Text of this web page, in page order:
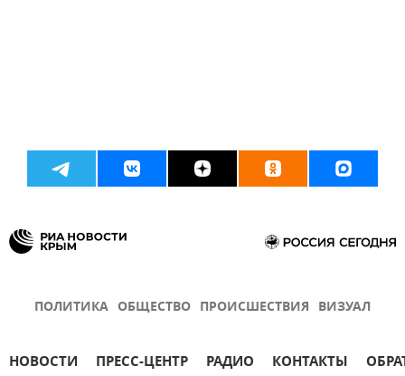
ПОЛИТИКА ОБЩЕСТВО ПРОИСШЕСТВИЯ ВИЗУАЛ
НОВОСТИ ПРЕСС-ЦЕНТР РАДИО КОНТАКТЫ